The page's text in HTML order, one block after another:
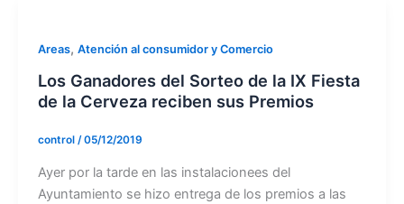
Areas, Atención al consumidor y Comercio
Los Ganadores del Sorteo de la IX Fiesta
de la Cerveza reciben sus Premios
control /05/12/2019
Ayer por la tarde en las instalacionees del
Ayuntamiento se hizo entrega de los premios a las